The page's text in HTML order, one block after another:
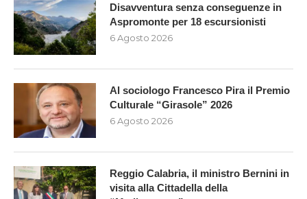
Disavventura senza conseguenze in
Aspromonte per 18 escursionisti
6 Agosto 2026
Al sociologo Francesco Pira il Premio
Culturale “Girasole” 2026
6 Agosto 2026
Reggio Calabria, il ministro Bernini in
visita alla Cittadella della